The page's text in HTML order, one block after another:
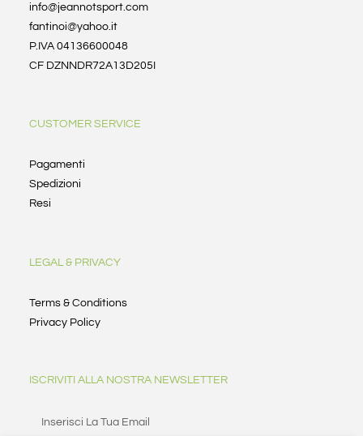
info@jeannotsport.com
fantinoi@yahoo.it
P.IVA 04136600048
CF DZNNDR72A13D205I
CUSTOMER SERVICE
Pagamenti
Spedizioni
Resi
LEGAL & PRIVACY
Terms & Conditions
Privacy Policy
ISCRIVITI ALLA NOSTRA NEWSLETTER